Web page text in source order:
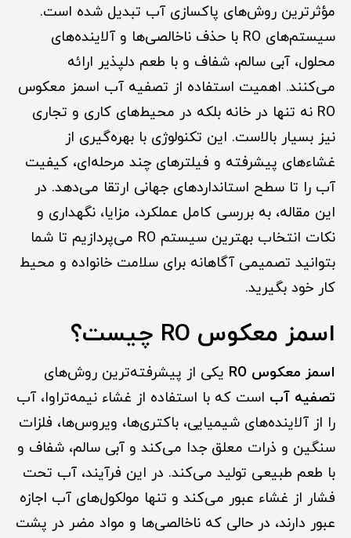
مؤثرترین روش‌های پاکسازی آب تبدیل شده است.
سیستم‌های RO با حذف ناخالصی‌ها و آلاینده‌های
محلول، آبی سالم، شفاف و با طعم دلپذیر ارائه
می‌کنند. اهمیت استفاده از تصفیه آب اسمز معکوس
RO نه تنها در خانه بلکه در محیط‌های کاری و تجاری
نیز بسیار بالاست. این تکنولوژی با بهره‌گیری از
غشاءهای پیشرفته و فیلترهای چند مرحله‌ای، کیفیت
آب را تا سطح استانداردهای جهانی ارتقا می‌دهد. در
این مقاله، به بررسی کامل عملکرد، مزایا، نگهداری و
نکات انتخاب بهترین سیستم RO می‌پردازیم تا شما
بتوانید تصمیمی آگاهانه برای سلامت خانواده و محیط
کار خود بگیرید.
اسمز معکوس RO چیست؟
اسمز معکوس RO
یکی از پیشرفته‌ترین روش‌های
تصفیه آب است که با استفاده از غشاء نیمه‌تراوا، آب
را از آلاینده‌های شیمیایی، باکتری‌ها، ویروس‌ها، فلزات
سنگین و ذرات معلق جدا می‌کند و آبی سالم، شفاف و
با طعم طبیعی تولید می‌کند. در این فرآیند، آب تحت
فشار از غشاء عبور می‌کند و تنها مولکول‌های آب اجازه
عبور دارند، در حالی که ناخالصی‌ها و مواد مضر در پشت